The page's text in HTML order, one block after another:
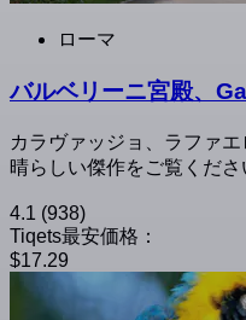
ローマ
バルベリーニ宮殿、
カラヴァッジョ、ラファ
晴らしい傑作をご覧くださ
4.1 (938)
Tiqets最安価格：
$17.29